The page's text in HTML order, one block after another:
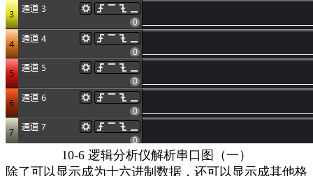
10-6 逻辑分析仪解析串口图（一）
除了可以显示成为十六进制数据，还可以显示成其他格